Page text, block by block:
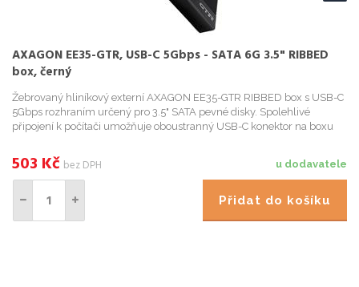
AXAGON EE35-GTR, USB-C 5Gbps - SATA 6G 3.5" RIBBED
box, černý
Žebrovaný hliníkový externí AXAGON EE35-GTR RIBBED box s USB-C
5Gbps rozhraním určený pro 3.5" SATA pevné disky. Spolehlivé
připojení k počítači umožňuje oboustranný USB-C konektor na boxu
u dodavatele
503 Kč bez DPH
Přidat do košíku